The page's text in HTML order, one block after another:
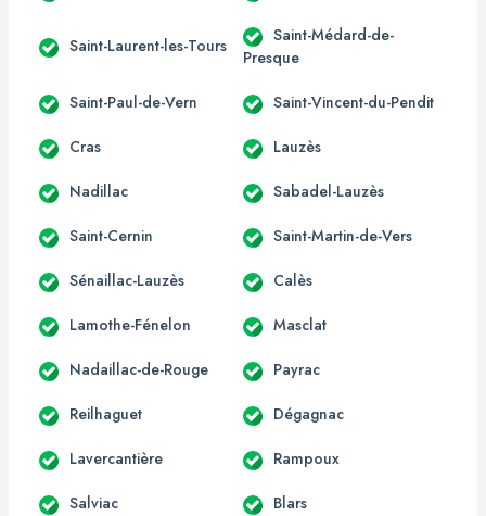
Saint-Laurent-les-Tours
Saint-Médard-de-
Presque
Saint-Paul-de-Vern Saint-Vincent-du-Pendit
Cras Lauzès
Nadillac Sabadel-Lauzès
Saint-Cernin Saint-Martin-de-Vers
Sénaillac-Lauzès Calès
Lamothe-Fénelon Masclat
Nadaillac-de-Rouge Payrac
Reilhaguet Dégagnac
Lavercantière Rampoux
Salviac Blars